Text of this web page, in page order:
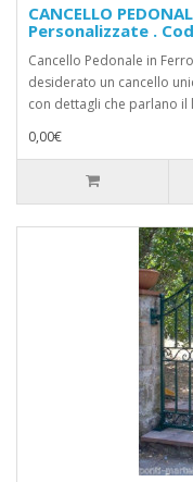
CANCELLO
Personalizzate .
Cancello Pedonale in
desiderato un cancello
con dettagli che parlano il
0,00€